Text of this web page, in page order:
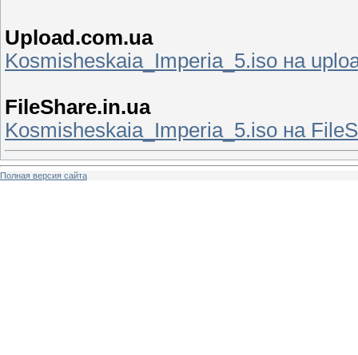
Upload.com.ua
Kosmisheskaia_Imperia_5.iso на
FileShare.in.ua
Kosmisheskaia_Imperia_5.iso на
Полная версия сайта